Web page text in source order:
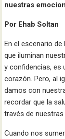
nuestras
Por Ehab Soltan
En el escenario
que iluminan
y confidencias, es
corazón. Pero, al
damos con
recordar que la
través de
Cuando nos